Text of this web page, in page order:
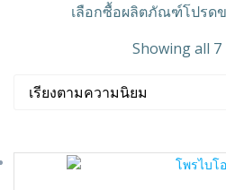
เลือกซื้อผลิตภัณฑ์โปรด
Showing all